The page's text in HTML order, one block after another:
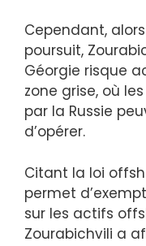
Cependant,
poursuit,
Géorgie risque
zone grise, où
par la Russie
d’opérer.
Citant la loi
permet
sur les actifs
Zourabichvili a